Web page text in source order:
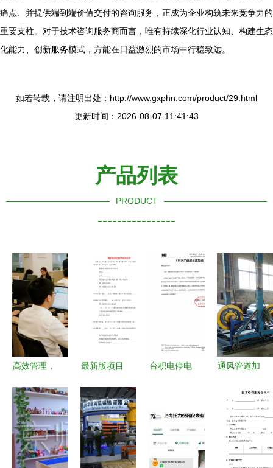
痛点、并提供端到端价值交付的咨询服务，正成为企业构筑未来竞争力的
重要支柱。对于技术咨询服务商而言，唯有持续深化行业认知、构建生态
化能力、创新服务模式，方能在日益激烈的市场中行稳致远。
如若转载，请注明出处：http://www.gxphn.com/product/29.html
更新时间：2026-08-07 11:41:43
产品列表
PRODUCT
----------------
高效管理，
供应链ERP
管理系统的
优势解析
最新版项目
同（专业
版）核心内
容解析
台积电停电
从技术咨询
业的连锁震
通风管道加
荣金属 在
线咨询 北
京通风管道